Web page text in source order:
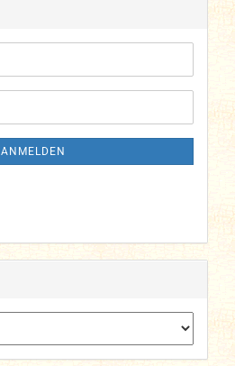
ANMELDEN